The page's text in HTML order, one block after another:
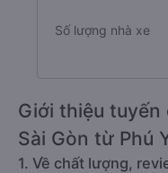
Số lượng nhà xe
Giới thiệu tuyến
Sài Gòn từ Phú
1. Về chất lượng,